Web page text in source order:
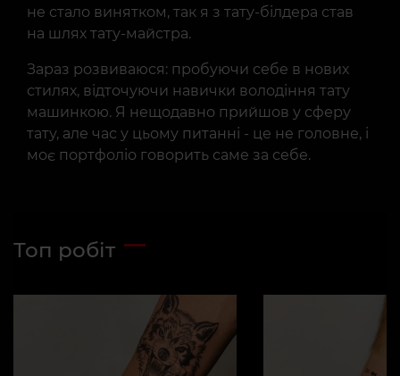
не стало винятком, так я з тату-білдера став
на шлях тату-майстра.
Зараз розвиваюся: пробуючи себе в нових
стилях, відточуючи навички володіння тату
машинкою. Я нещодавно прийшов у сферу
тату, але час у цьому питанні - це не головне, і
моє портфоліо говорить саме за себе.
Топ робіт